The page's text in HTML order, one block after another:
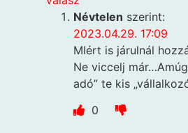
Névtelen szerint:
2023.04.29. 17:09
MIért is járulnál
Ne viccelj
adó” te kis
0